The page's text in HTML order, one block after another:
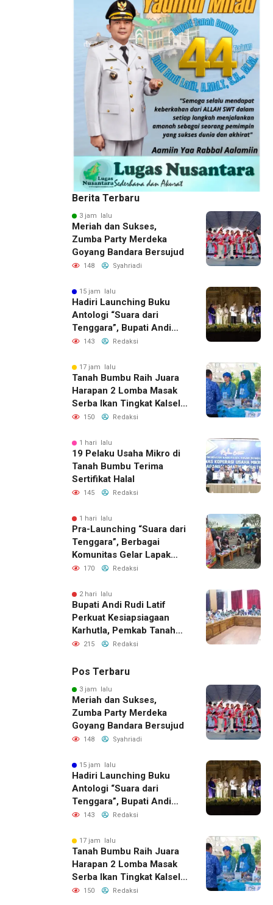
Berita Terbaru
3 jam lalu
Meriah dan Sukses,
Zumba Party Merdeka
Goyang Bandara Bersujud
148 Syahriadi
15 jam lalu
Hadiri Launching Buku
Antologi “Suara dari
Tenggara”, Bupati Andi
Rudi Latif Apresiasi
Bumi Bersujud
143 Redaksi
17 jam lalu
Tanah Bumbu Raih Juara
Harapan 2 Lomba Masak
Serba Ikan Tingkat Kalsel
2026
150 Redaksi
1 hari lalu
19 Pelaku Usaha Mikro di
Tanah Bumbu Terima
Sertifikat Halal
145 Redaksi
1 hari lalu
Pra-Launching “Suara dari
Tenggara”, Berbagai
Komunitas Gelar Lapak
Baca di Bandara Bersujud
170 Redaksi
2 hari lalu
Bupati Andi Rudi Latif
Perkuat Kesiapsiagaan
Karhutla, Pemkab Tanah
Bumbu Aktifkan Posko
215 Redaksi
Pos Terbaru
3 jam lalu
Meriah dan Sukses,
Zumba Party Merdeka
Goyang Bandara Bersujud
148 Syahriadi
15 jam lalu
Hadiri Launching Buku
Antologi “Suara dari
Tenggara”, Bupati Andi
Rudi Latif Apresiasi
Bumi Bersujud
143 Redaksi
17 jam lalu
Tanah Bumbu Raih Juara
Harapan 2 Lomba Masak
Serba Ikan Tingkat Kalsel
2026
150 Redaksi